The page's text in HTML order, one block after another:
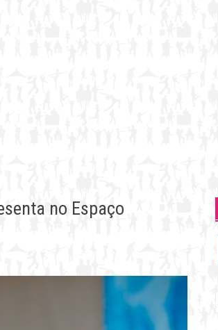
no Espaço